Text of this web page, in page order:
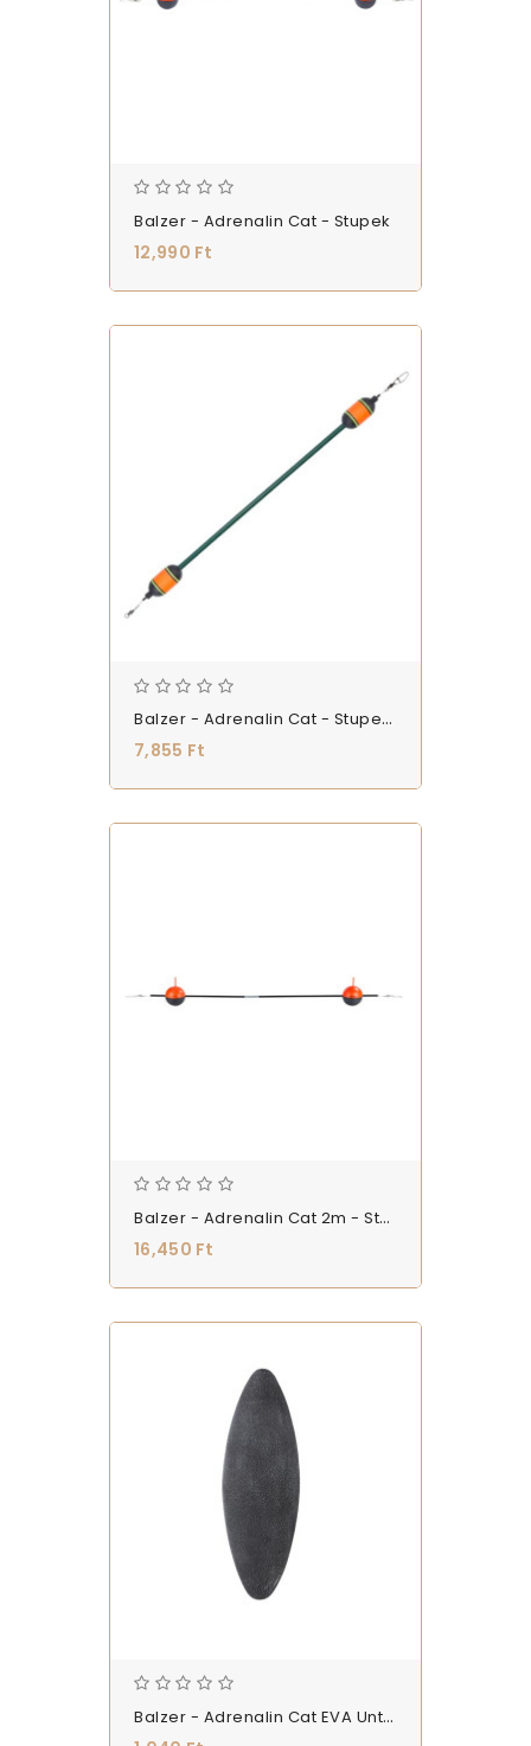
Balzer - Adrenalin Cat - Stupek
12,990 Ft
Balzer - Adrenalin Cat - Stupek - (0167180002)
7,855 Ft
Balzer - Adrenalin Cat 2m - Stupek 2m 2-Részes - (0167180001)
16,450 Ft
Balzer - Adrenalin Cat EVA Unterwasserpose - Úszó